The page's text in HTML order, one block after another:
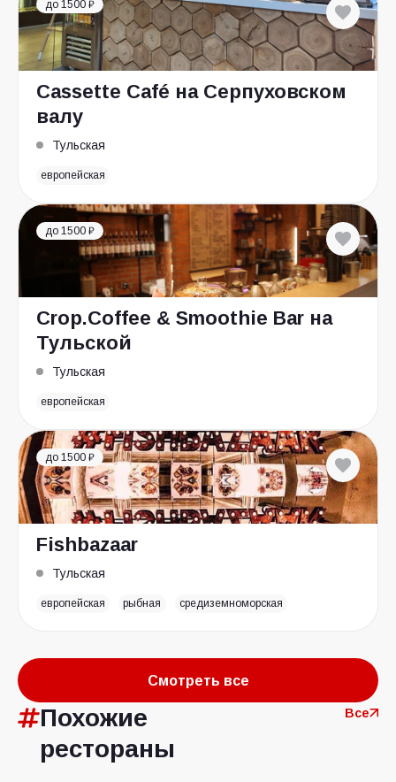
до 1500 ₽
Cassette Café на Серпуховском
валу
Тульская
европейская
до 1500 ₽
Crop.Coffee & Smoothie Bar на
Тульской
Тульская
европейская
до 1500 ₽
Fishbazaar
Тульская
европейская рыбная средиземноморская
Смотреть все
Похожие
рестораны
Все